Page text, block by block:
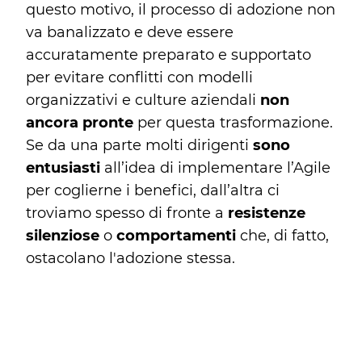
questo motivo, il processo di adozione non
va banalizzato e deve essere
accuratamente preparato e supportato
per evitare conflitti con modelli
organizzativi e culture aziendali non
ancora pronte per questa trasformazione.
Se da una parte molti dirigenti sono
entusiasti all’idea di implementare l’Agile
per coglierne i benefici, dall’altra ci
troviamo spesso di fronte a resistenze
silenziose o comportamenti che, di fatto,
ostacolano l'adozione stessa.